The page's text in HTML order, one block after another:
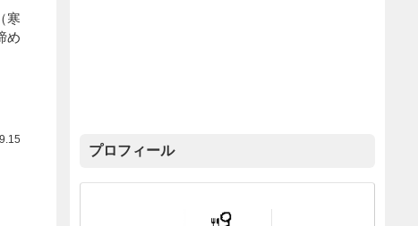
寒
め
プロフィール